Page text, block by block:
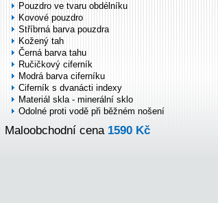
Pouzdro ve tvaru obdélníku
Kovové pouzdro
Stříbrná barva pouzdra
Kožený tah
Černá barva tahu
Ručičkový ciferník
Modrá barva ciferníku
Ciferník s dvanácti indexy
Materiál skla - minerální sklo
Odolné proti vodě při běžném nošení
Maloobchodní cena 1590 Kč